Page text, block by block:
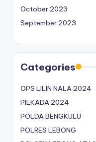
October 2023
September 2023
Categories
OPS LILIN NALA 2024
PILKADA 2024
POLDA BENGKULU
POLRES LEBONG